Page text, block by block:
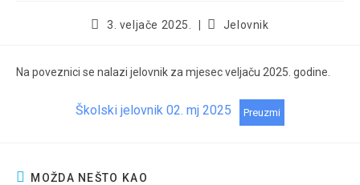
3. veljače 2025. Jelovnik
Na poveznici se nalazi jelovnik za mjesec veljaču 2025. godine.
Školski jelovnik 02. mj 2025 Preuzmi
MOŽDA NEŠTO KAO